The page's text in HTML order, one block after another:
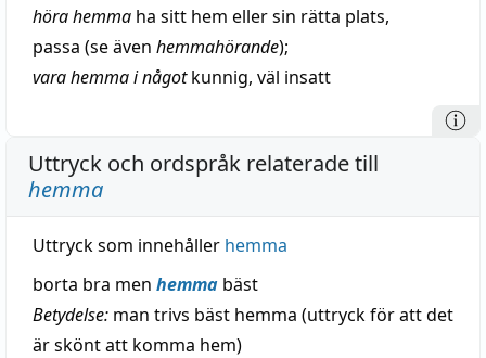
hörahemma ha sitt hem eller sin rätta plats,
passa (se även hemmahörande);
vara hemma i något kunnig, väl insatt
Uttryck och ordspråk relaterade till
hemma
Uttryck som innehåller hemma
borta bra men hemma bäst
Betydelse: man trivs bäst hemma (uttryck för att det
är skönt att komma hem)